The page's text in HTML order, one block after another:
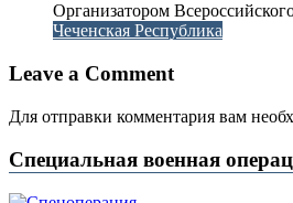
Организатором
Чеченская Республика
Leave a Comment
Для отправки комментария вам
Специальная военная